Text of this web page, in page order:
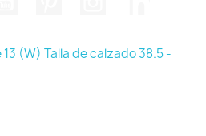
13 (W) Talla de calzado 38.5 -